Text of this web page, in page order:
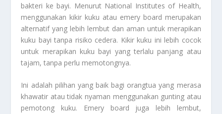
bakteri ke bayi. Menurut National Institutes of Health,
menggunakan kikir kuku atau emery board merupakan
alternatif yang lebih lembut dan aman untuk merapikan
kuku bayi tanpa risiko cedera. Kikir kuku ini lebih cocok
untuk merapikan kuku bayi yang terlalu panjang atau
tajam, tanpa perlu memotongnya.
Ini adalah pilihan yang baik bagi orangtua yang merasa
khawatir atau tidak nyaman menggunakan gunting atau
pemotong kuku. Emery board juga lebih lembut,